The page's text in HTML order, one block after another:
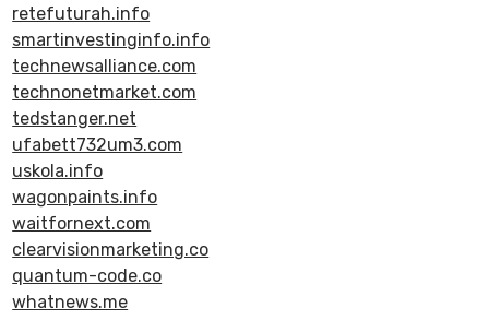
retefuturah.info
smartinvestinginfo.info
technewsalliance.com
technonetmarket.com
tedstanger.net
ufabett732um3.com
uskola.info
wagonpaints.info
waitfornext.com
clearvisionmarketing.co
quantum-code.co
whatnews.me